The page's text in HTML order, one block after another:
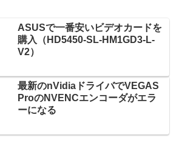
ASUSで一番安いビデオカードを
購入（HD5450-SL-HM1GD3-L-
V2）
最新のnVidiaドライバでVEGAS
ProのNVENCエンコーダがエラ
ーになる